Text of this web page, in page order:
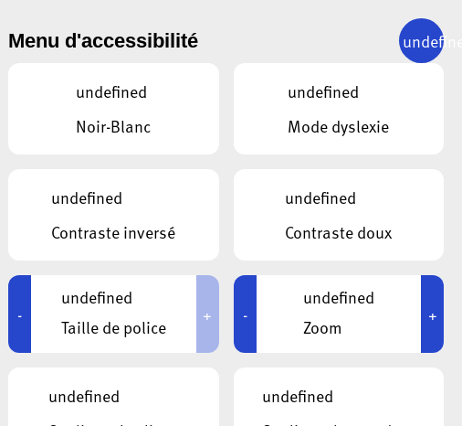
Menu d'accessibilité
undefined
Noir-Blanc
undefined
Mode dyslexie
undefined
Contraste inversé
undefined
Contraste doux
-
undefined
Taille de police
+ -
undefined
Zoom
+
undefined
undefined